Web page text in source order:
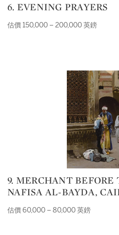
6. EVENING PRAYERS
估價 150,000 – 200,000 英鎊
9. MERCHANT BEFORE THE SABIL OF
NAFISA AL-BAYDA,
估價 60,000 – 80,000 英鎊